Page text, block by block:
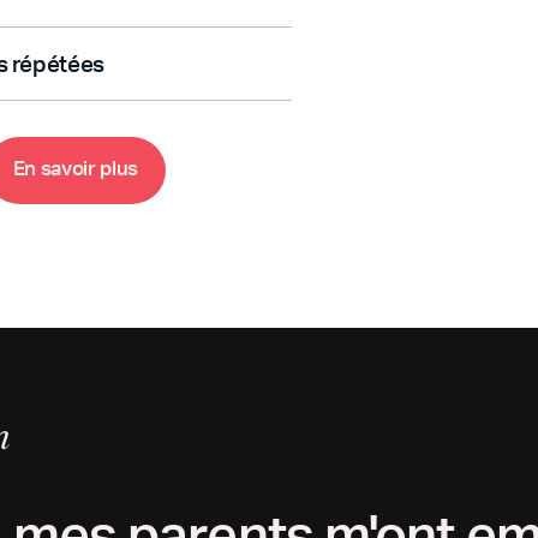
(trois niveaux de difficulté)
qui s'est passé
répétées
à mesure que les enfants les
(Armure de Dieu, Fruit de l'Esprit,
des questions et collections de
En savoir plus